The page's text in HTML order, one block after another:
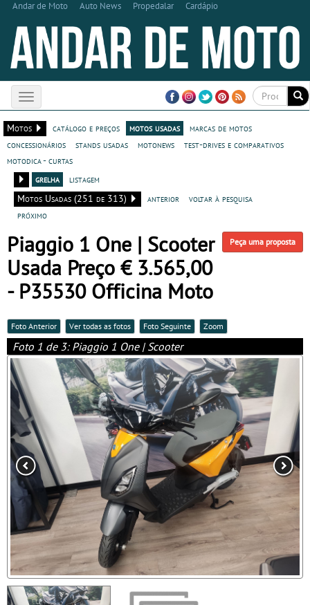
Andar de Moto Auto News Propedalar Cardápio
Toggle
navigation
Motos
catálogo e preços motos usadas
marcas de motos
concessionários
stands usadas motonews
test-drives e comparativos
motodica - curtas
grelha
listagem
Motos Usadas (251 de 313)
anterior
voltar à pesquisa
próximo
Peça uma proposta
Piaggio 1 One | Scooter
Usada Preço € 3.565,00
- P35530 Officina Moto
Foto Anterior Ver todas as fotos Foto Seguinte Zoom
Foto 1 de 3: Piaggio 1 One | Scooter